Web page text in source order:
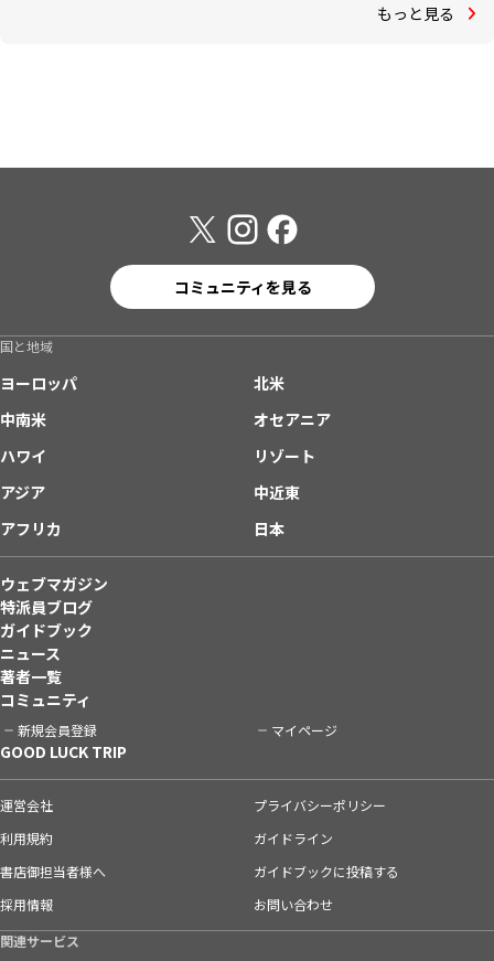
もっと見る
コミュニティを見る
国と地域
ヨーロッパ
北米
中南米
オセアニア
ハワイ
リゾート
アジア
中近東
アフリカ
日本
ウェブマガジン
特派員ブログ
ガイドブック
ニュース
著者一覧
コミュニティ
新規会員登録 マイページ
GOOD LUCK TRIP
運営会社
プライバシーポリシー
利用規約
ガイドライン
書店御担当者様へ
ガイドブックに投稿する
採用情報
お問い合わせ
関連サービス